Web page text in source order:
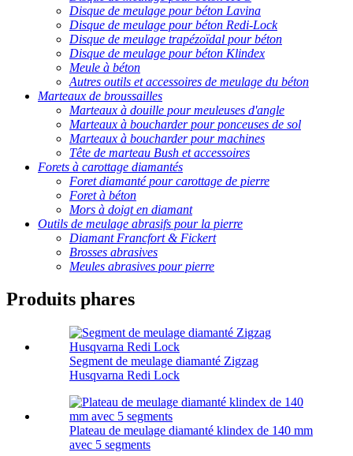
Disque de meulage pour béton Lavina
Disque de meulage pour béton Redi-Lock
Disque de meulage trapézoïdal pour béton
Disque de meulage pour béton Klindex
Meule à béton
Autres outils et accessoires de meulage du béton
Marteaux de broussailles
Marteaux à douille pour meuleuses d'angle
Marteaux à boucharder pour ponceuses de sol
Marteaux à boucharder pour machines
Tête de marteau Bush et accessoires
Forets à carottage diamantés
Foret diamanté pour carottage de pierre
Foret à béton
Mors à doigt en diamant
Outils de meulage abrasifs pour la pierre
Diamant Francfort & Fickert
Brosses abrasives
Meules abrasives pour pierre
Produits phares
Segment de meulage diamanté Zigzag
Husqvarna Redi Lock
Plateau de meulage diamanté klindex de 140 mm
avec 5 segments